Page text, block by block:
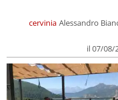
cervinia Alessandro
il 07/08/